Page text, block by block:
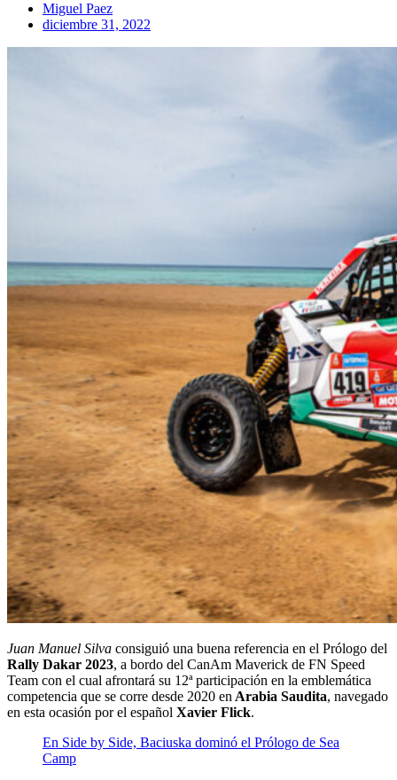
Miguel Paez
diciembre 31, 2022
Juan Manuel Silva consiguió una buena referencia en el Prólogo del
Rally Dakar 2023, a bordo del CanAm Maverick de FN Speed
Team con el cual afrontará su 12ª participación en la emblemática
competencia que se corre desde 2020 enArabia Saudita, navegado
en esta ocasión por el español Xavier Flick.
En Side by Side, Baciuska dominó el Prólogo de Sea
Camp